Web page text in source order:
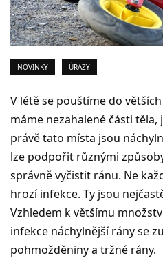
NOVINKY ÚRAZY
V létě se pouštíme do
máme nezahalené části
právě tato místa jsou
lze podpořit různými
správně vyčistit ránu. Ne
hrozí infekce. Ty jsou
Vzhledem k většímu
infekce náchylnější rány se
pohmožděniny a tržné rány.